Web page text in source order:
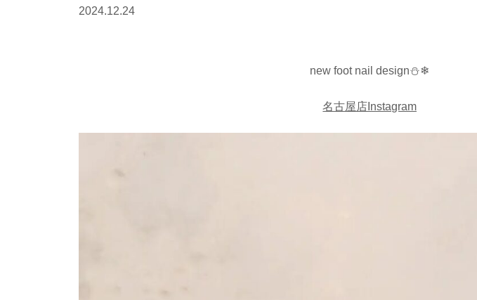
2024.12.24
new foot nail design⛄️❄
名古屋店Instagram